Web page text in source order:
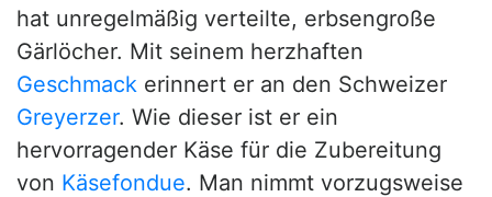
hat unregelmäßig verteilte, erbsengroße
Gärlöcher. Mit seinem herzhaften
Geschmack erinnert er an den Schweizer
Greyerzer. Wie dieser ist er ein
hervorragender Käse für die Zubereitung
von Käsefondue. Man nimmt vorzugsweise